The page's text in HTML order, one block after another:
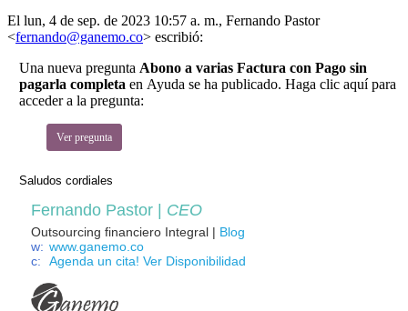
El lun, 4 de sep. de 2023 10:57 a. m., Fernando Pastor
<fernando@ganemo.co> escribió:
Una nueva pregunta Abono a varias Factura con Pago sin
pagarla completaen Ayuda se ha publicado. Haga clic aquí para
acceder a la pregunta:
Ver pregunta
Saludos cordiales
Fernando Pastor | CEO
Outsourcing financiero Integral | Blog
w: www.ganemo.co
c:
Agenda un cita! Ver Disponibilidad